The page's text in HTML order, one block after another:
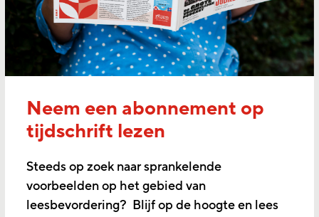
Neem een abonnement op
tijdschrift lezen
Steeds op zoek naar sprankelende
voorbeelden op het gebied van
leesbevordering? Blijf op de hoogte en lees